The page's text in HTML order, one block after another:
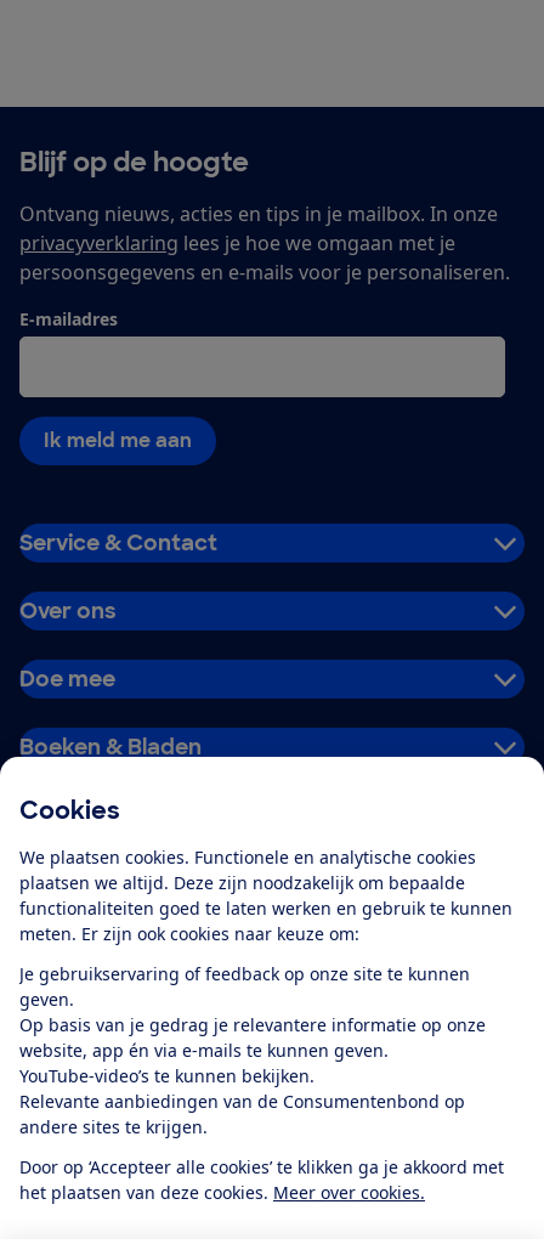
Cookies
We plaatsen cookies. Functionele en analytische cookies
plaatsen we altijd. Deze zijn noodzakelijk om bepaalde
functionaliteiten goed te laten werken en gebruik te kunnen
meten. Er zijn ook cookies naar keuze om:
Je gebruikservaring of feedback op onze site te kunnen
geven.
Op basis van je gedrag je relevantere informatie op onze
website, app én via e-mails te kunnen geven.
YouTube-video’s te kunnen bekijken.
Relevante aanbiedingen van de Consumentenbond op
andere sites te krijgen.
Door op ‘Accepteer alle cookies’ te klikken ga je akkoord met
het plaatsen van deze cookies. Meer over cookies.
Blijf op de hoogte
Ontvang nieuws, acties en tips in je mailbox. In onze
privacyverklaring lees je hoe we omgaan met je
persoonsgegevens en e-mails voor je personaliseren.
E-mailadres
Ik meld me aan
Service & Contact
Over ons
Doe mee
Boeken & Bladen
Alles over de
app
Algemene Voorwaarden
Privacyverklaring
Cookiebeleid
Privacyvoorkeuren
Toegankelijkheid
RSS-feed nieuws
Facebook
TwitterInstagram
YoutubeLinkedIn
12.901consumentenbeoordelen de Consumentenbondmet gemiddeld